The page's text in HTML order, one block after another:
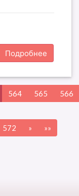
Подробнее
564 565 566
572 » »»